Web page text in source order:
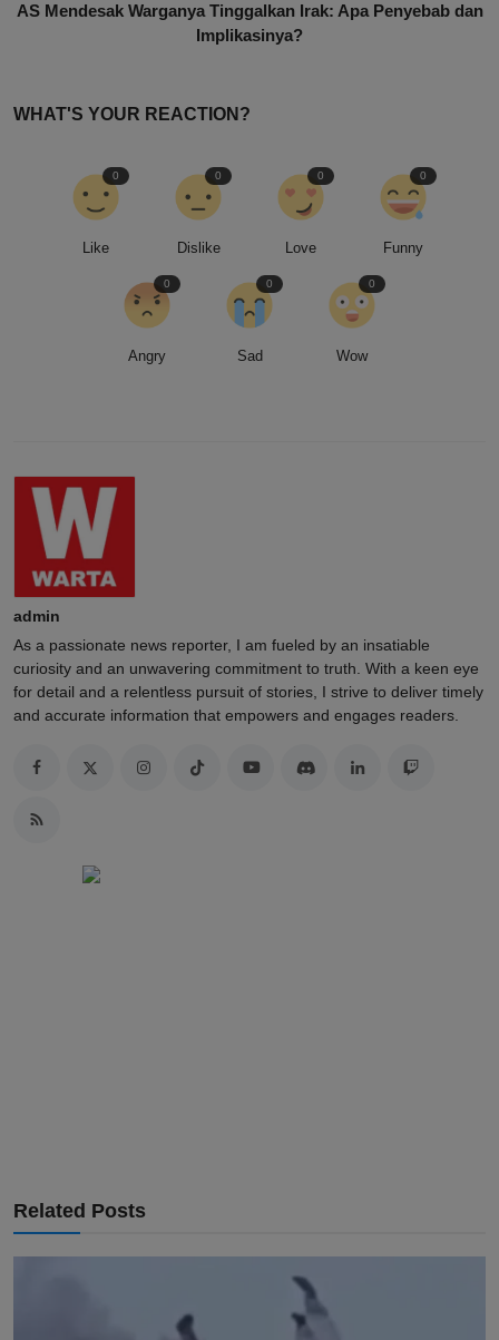
AS Mendesak Warganya Tinggalkan Irak: Apa Penyebab dan
Implikasinya?
WHAT'S YOUR REACTION?
Like
0
Dislike
0
Love
0
Funny
0
Angry
0
Sad
0
Wow
0
admin
As a passionate news reporter, I am fueled by an insatiable
curiosity and an unwavering commitment to truth. With a keen eye
for detail and a relentless pursuit of stories, I strive to deliver timely
and accurate information that empowers and engages readers.
Related Posts